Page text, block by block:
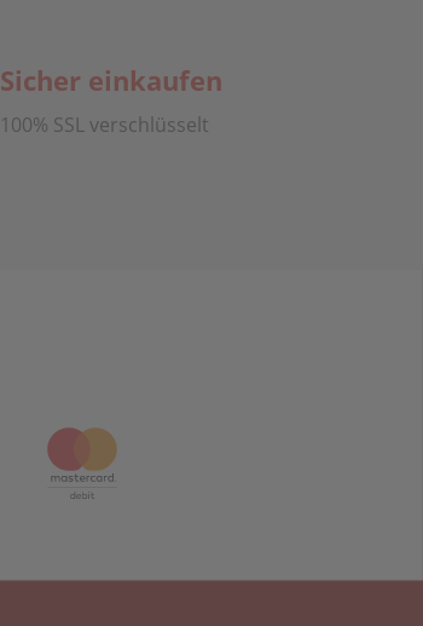
Sicher einkaufen
100% SSL verschlüsselt